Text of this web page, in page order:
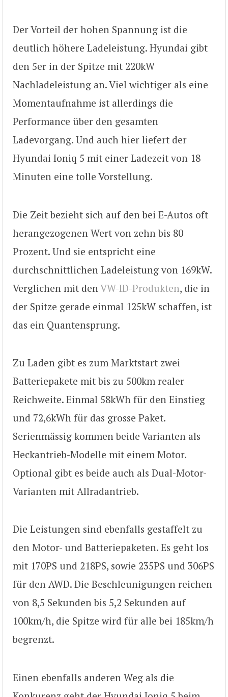
Der Vorteil der hohen Spannung ist die
deutlich höhere Ladeleistung. Hyundai gibt
den 5er in der Spitze mit 220kW
Nachladeleistung an. Viel wichtiger als eine
Momentaufnahme ist allerdings die
Performance über den gesamten
Ladevorgang. Und auch hier liefert der
Hyundai Ioniq 5 mit einer Ladezeit von 18
Minuten eine tolle Vorstellung.
Die Zeit bezieht sich auf den bei E-Autos oft
herangezogenen Wert von zehn bis 80
Prozent. Und sie entspricht eine
durchschnittlichen Ladeleistung von 169kW.
Verglichen mit den VW-ID-Produkten, die in
der Spitze gerade einmal 125kW schaffen, ist
das ein Quantensprung.
Zu Laden gibt es zum Marktstart zwei
Batteriepakete mit bis zu 500km realer
Reichweite. Einmal 58kWh für den Einstieg
und 72,6kWh für das grosse Paket.
Serienmässig kommen beide Varianten als
Heckantrieb-Modelle mit einem Motor.
Optional gibt es beide auch als Dual-Motor-
Varianten mit Allradantrieb.
Die Leistungen sind ebenfalls gestaffelt zu
den Motor- und Batteriepaketen. Es geht los
mit 170PS und 218PS, sowie 235PS und 306PS
für den AWD. Die Beschleunigungen reichen
von 8,5 Sekunden bis 5,2 Sekunden auf
100km/h, die Spitze wird für alle bei 185km/h
begrenzt.
Einen ebenfalls anderen Weg als die